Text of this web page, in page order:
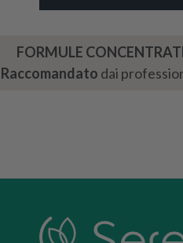
FORMULE
Raccomandato dai